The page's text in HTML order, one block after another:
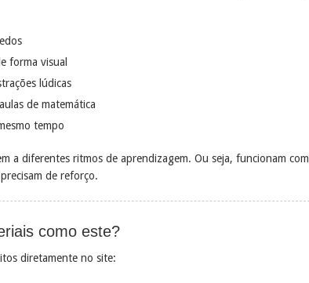
forma visual
lúdicas
de matemática
tempo
a diferentes ritmos de aprendizagem. Ou seja, funcionam com
de reforço.
como este?
diretamente no site: